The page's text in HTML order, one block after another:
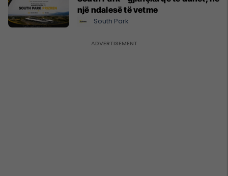
një ndalesë të vetme
South Park